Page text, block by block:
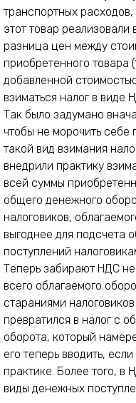
транспортных расходов,
этот товар реализовали
разница цен между
приобретенного товара
добавленной
взиматься налог в виде
Так было задумано
чтобы не морочить себе
такой вид взимания
внедрили практику
всей суммы
общего денежного
налоговиков,
выгоднее для подсчета
поступлений
Теперь забирают НДС не
всего облагаемого
стараниями
превратился в налог с
оборота, который
его теперь вводить,
практике. Более того, в
виды денежных